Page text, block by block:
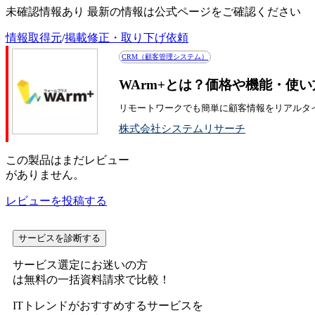
未確認情報あり 最新の情報は公式ページをご確認ください
情報取得元/掲載修正・取り下げ依頼
CRM（顧客管理システム）
WArm+とは？価格や機能・使
リモートワークでも簡単に顧客情報をリアルタ
株式会社システムリサーチ
この製品はまだレビュー
がありません。
レビューを投稿する
サービスを診断する
サービス選定にお迷いの方
は無料の一括資料請求で比較！
ITトレンドがおすすめするサービスを